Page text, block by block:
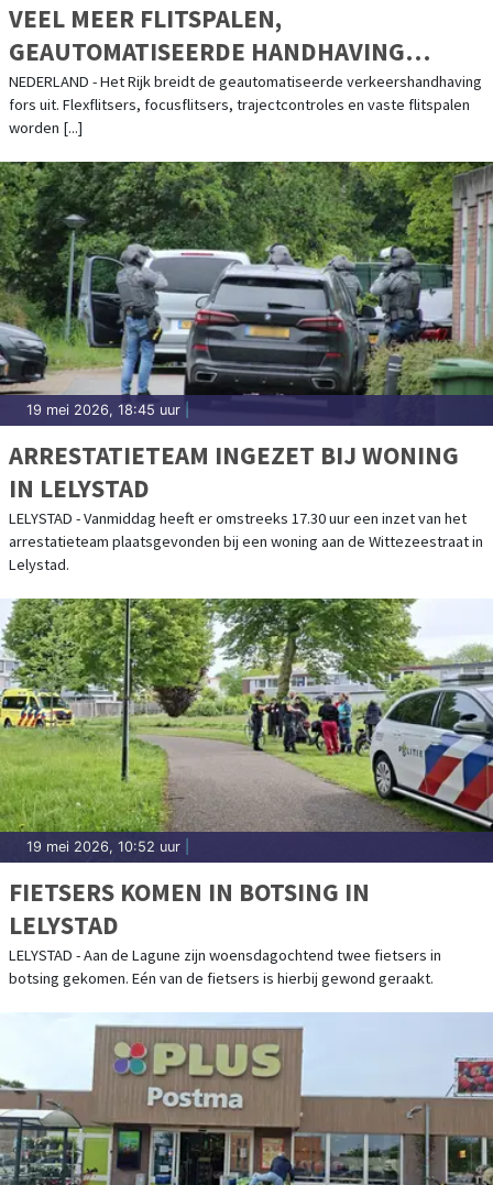
VEEL MEER FLITSPALEN,
GEAUTOMATISEERDE HANDHAVING
VERDUBBELT
NEDERLAND - Het Rijk breidt de geautomatiseerde verkeershandhaving
fors uit. Flexflitsers, focusflitsers, trajectcontroles en vaste flitspalen
worden [...]
19 mei 2026, 18:45 uur
ARRESTATIETEAM INGEZET BIJ WONING
IN LELYSTAD
LELYSTAD - Vanmiddag heeft er omstreeks 17.30 uur een inzet van het
arrestatieteam plaatsgevonden bij een woning aan de Wittezeestraat in
Lelystad.
19 mei 2026, 10:52 uur
FIETSERS KOMEN IN BOTSING IN
LELYSTAD
LELYSTAD - Aan de Lagune zijn woensdagochtend twee fietsers in
botsing gekomen. Eén van de fietsers is hierbij gewond geraakt.